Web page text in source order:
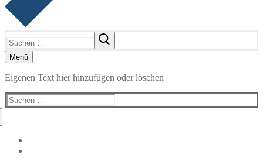
nach:
Menü
Eigenen Text hier hinzufügen oder löschen
Suchen
nach: